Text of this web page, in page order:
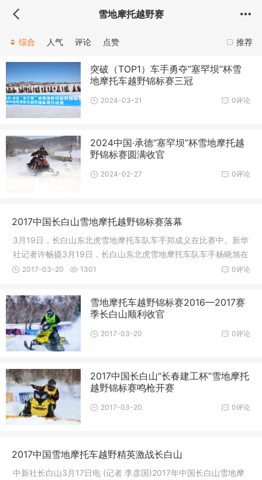
雪地摩托越野赛
推荐
综合 人气 评论 点赞
突破（TOP1）车手勇夺“塞罕坝”杯雪
地摩托车越野锦标赛三冠
0评论
2024-03-21
2024中国·承德“塞罕坝”杯雪地摩托越
野锦标赛圆满收官
0评论
2024-02-27
2017中国长白山雪地摩托越野锦标赛落幕
3月19日，长白山东北虎雪地摩托车队车手郑成义在比赛中。新华
社记者许畅摄3月19日，长白山东北虎雪地摩托车队车手杨晓旭在
比赛
0评论
2017-03-20 1301
雪地摩托车越野锦标赛2016—2017赛
季长白山顺利收官
0评论
2017-03-20
2017中国长白山“长春建工杯”雪地摩托
越野锦标赛鸣枪开赛
0评论
2017-03-20
2017中国雪地摩托车越野精英激战长白山
中新社长白山3月17日电 (记者 李彦国)2017年中国长白山雪地摩